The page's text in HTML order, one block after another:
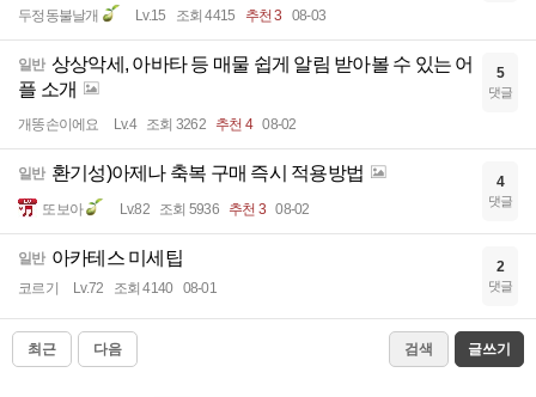
두정동불날개 Lv.15 조회 4415 추천 3 08-03
일반 상상악세, 아바타 등 매물 쉽게 알림 받아볼 수 있는 어
플 소개
개똥손이에요 Lv.4 조회 3262 추천 4 08-02
5
댓글
일반 환기성)아제나 축복 구매 즉시 적용방법
또보아 Lv.82 조회 5936 추천 3 08-02
4
댓글
일반 아카테스 미세팁
코르기 Lv.72 조회 4140 08-01
2
댓글
최근 다음 검색 글쓰기